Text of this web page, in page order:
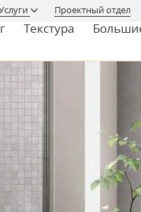
Проектный отдел
Текстура